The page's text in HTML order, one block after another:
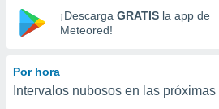
y
digital
basada
¡Descarga GRATIS la app de
Meteored!
Por hora
Intervalos nubosos en las próximas